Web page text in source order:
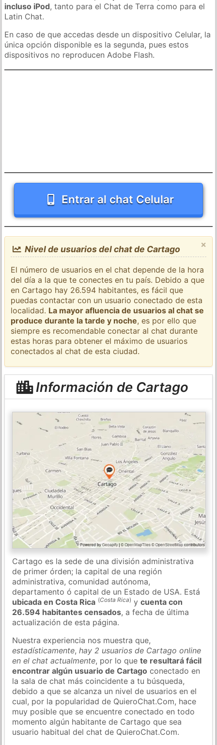
incluso iPod, tanto para el Chat de Terra como para el
Latin Chat.
En caso de que accedas desde un dispositivo Celular, la
única opción disponible es la segunda, pues estos
dispositivos no reproducen Adobe Flash.
Entrar al chat Celular
×
Nivel de usuarios del chat de Cartago
El número de usuarios en el chat depende de la hora
del día a la que te conectes en tu país. Debido a que
en Cartago hay 26.594 habitantes, es fácil que
puedas contactar con un usuario conectado de esta
localidad. La mayor afluencia de usuarios al chat se
produce durante la tarde y noche, es por ello que
siempre es recomendable conectar al chat durante
estas horas para obtener el máximo de usuarios
conectados al chat de esta ciudad.
Información de Cartago
Cartago es la sede de una división administrativa
de primer órden; la capital de una región
administrativa, comunidad autónoma,
departamento ó capital de un Estado de USA. Está
ubicada en Costa Rica (Costa Rica) ycuenta con
26.594 habitantes censados, a fecha de última
actualización de esta página.
Nuestra experiencia nos muestra que,
estadísticamente,hay 2 usuarios de Cartago online
en el chat actualmente, por lo quete resultará fácil
encontrar algún usuario de Cartago conectado en
la sala de chat más coincidente a tu búsqueda,
debido a que se alcanza un nivel de usuarios en el
cual, por la popularidad de QuieroChat.Com, hace
muy posible que se encuentre conectado en todo
momento algún habitante de Cartago que sea
usuario habitual del chat de QuieroChat.Com.